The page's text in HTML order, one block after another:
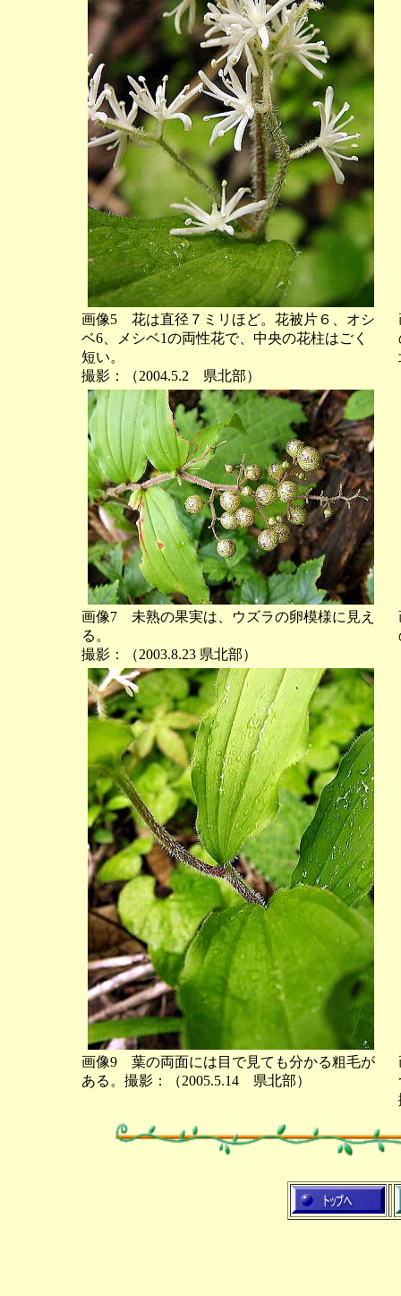
画像5 花は直径７ミリほど。花被片６、オシ
ベ6、メシベ1の両性花で、中央の花柱はごく
短い。
撮影：（2004.5.2 県北部）
画像7 未熟の果実は、ウズラの卵模様に見え
る。
撮影：（2003.8.23 県北部）
画像9 葉の両面には目で見ても分かる粗毛が
ある。撮影：（2005.5.14 県北部）